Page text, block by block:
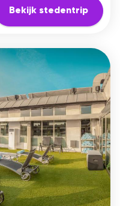
Bekijk stedentrip